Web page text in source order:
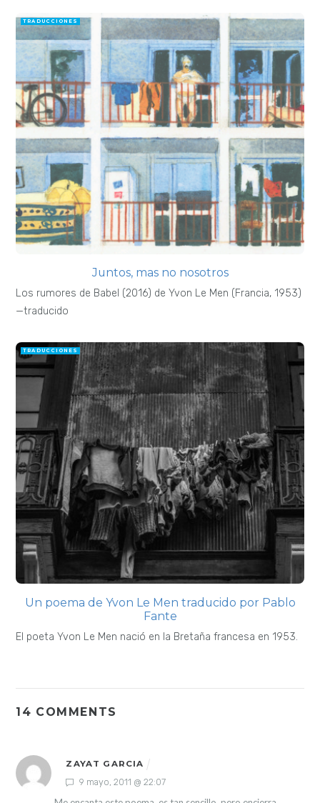
TRADUCCIONES
Juntos, mas no nosotros
Los rumores de Babel (2016) de Yvon Le Men (Francia, 1953)
—traducido
TRADUCCIONES
Un poema de Yvon Le Men traducido por Pablo
Fante
El poeta Yvon Le Men nació en la Bretaña francesa en 1953.
14 COMMENTS
ZAYAT GARCIA
9 mayo, 2011 @ 22:07